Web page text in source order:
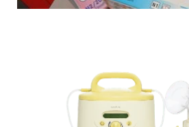
Bildquelle: © Tim Reckmann / pixelio.de